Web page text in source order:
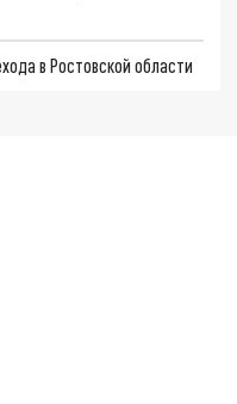
в Ростовской области